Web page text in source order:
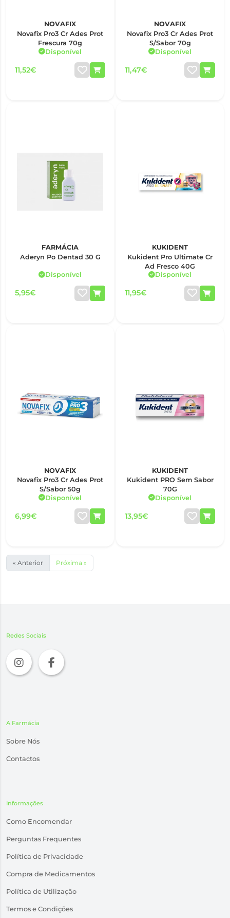
NOVAFIX
Novafix Pro3 Cr Ades Prot
Frescura 70g
Disponível
11,52€
NOVAFIX
Novafix Pro3 Cr Ades Prot
S/Sabor 70g
Disponível
11,47€
FARMÁCIA
Aderyn Po Dentad 30 G
Disponível
5,95€
KUKIDENT
Kukident Pro Ultimate Cr
Ad Fresco 40G
Disponível
11,95€
NOVAFIX
Novafix Pro3 Cr Ades Prot
S/Sabor 50g
Disponível
6,99€
KUKIDENT
Kukident PRO Sem Sabor
70G
Disponível
13,95€
« Anterior Próxima »
Redes Sociais
A Farmácia
Sobre Nós
Contactos
Informações
Como Encomendar
Perguntas Frequentes
Política de Privacidade
Compra de Medicamentos
Política de Utilização
Termos e Condições